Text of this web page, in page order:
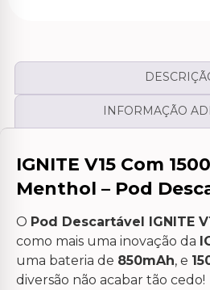
INFORMAÇÃO
IGNITE V15 Com
Menthol – Pod
O Pod Descartável IGNITE
como mais uma inovação da
uma bateria de 850mAh, e
diversão não acabar tão cedo!